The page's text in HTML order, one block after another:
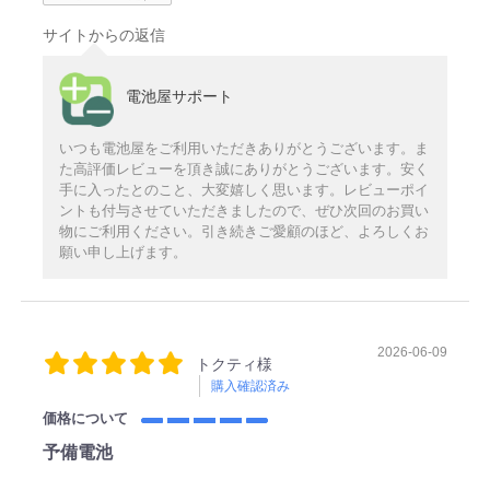
サイトからの返信
電池屋サポート
いつも電池屋をご利用いただきありがとうございます。ま
た高評価レビューを頂き誠にありがとうございます。安く
手に入ったとのこと、大変嬉しく思います。レビューポイ
ントも付与させていただきましたので、ぜひ次回のお買い
物にご利用ください。引き続きご愛顧のほど、よろしくお
願い申し上げます。
トクティ様
購入確認済み
2026-06-09
価格について
予備電池